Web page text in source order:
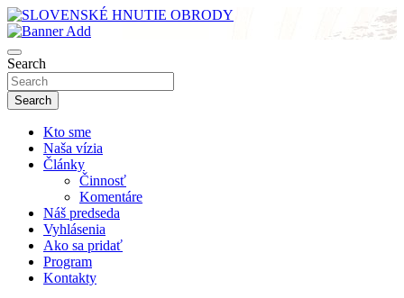
Skip
to
content
SLOVENSKÉ HNUTIE OBRODY
Search
Search
Kto sme
Naša vízia
Články
Činnosť
Komentáre
Náš predseda
Vyhlásenia
Ako sa pridať
Program
Kontakty